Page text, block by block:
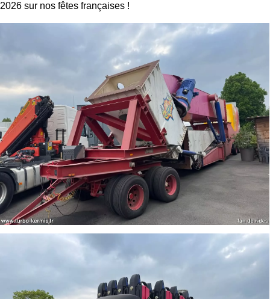
2026 sur nos fêtes françaises !